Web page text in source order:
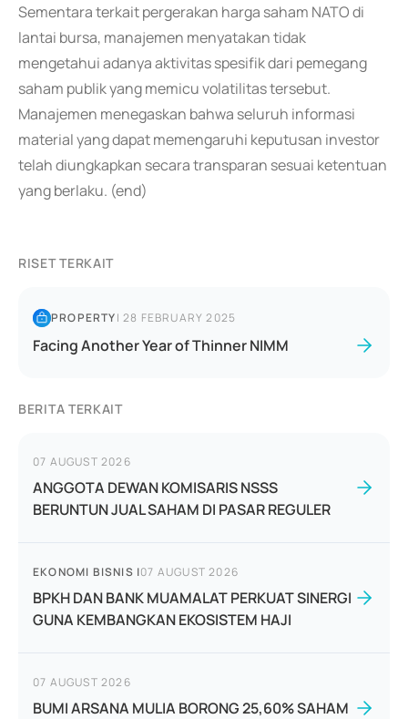
Sementara terkait pergerakan harga saham NATO di
lantai bursa, manajemen menyatakan tidak
mengetahui adanya aktivitas spesifik dari pemegang
saham publik yang memicu volatilitas tersebut.
Manajemen menegaskan bahwa seluruh informasi
material yang dapat memengaruhi keputusan investor
telah diungkapkan secara transparan sesuai ketentuan
yang berlaku. (end)
RISET TERKAIT
PROPERTY|28 FEBRUARY 2025
Facing Another Year of Thinner NIMM
BERITA TERKAIT
07 AUGUST 2026
ANGGOTA DEWAN KOMISARIS NSSS
BERUNTUN JUAL SAHAM DI PASAR REGULER
EKONOMI BISNIS |07 AUGUST 2026
BPKH DAN BANK MUAMALAT PERKUAT SINERGI
GUNA KEMBANGKAN EKOSISTEM HAJI
07 AUGUST 2026
BUMI ARSANA MULIA BORONG 25,60% SAHAM